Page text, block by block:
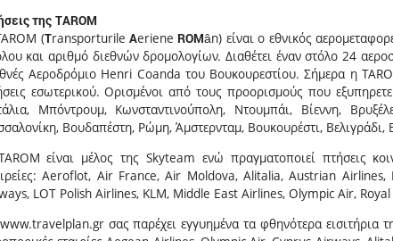
της TAROM
(TransporturileAeriene ROMân) είναι ο εθνικός
και αριθμό διεθνών δρομολογίων. Διαθέτει έναν στόλο 24
Αεροδρόμιο Henri Coanda του Βουκουρεστίου. Σήμερα η
εσωτερικού. Ορισμένοι από τους προορισμούς που
Μπόντρουμ, Κωνσταντινούπολη, Ντουμπάι, Βίεννη,
Βουδαπέστη, Ρώμη, Άμστερνταμ, Βουκουρέστι,
είναι μέλος της Skyteam ενώ πραγματοποιεί πτήσεις
Aeroflot, Air France, Air Moldova, Alitalia, Austrian
LOT Polish Airlines, KLM, Middle East Airlines, Olympic Air,
σας παρέχει εγγυημένα τα φθηνότερα εισιτήρια